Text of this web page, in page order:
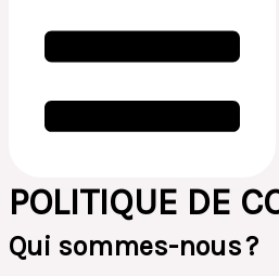
POLITIQUE DE
Qui sommes-nous ?